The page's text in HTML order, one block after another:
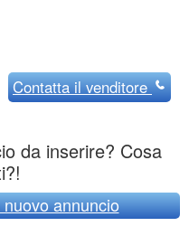
Contattail venditore
da inserire? Cosa
annuncio